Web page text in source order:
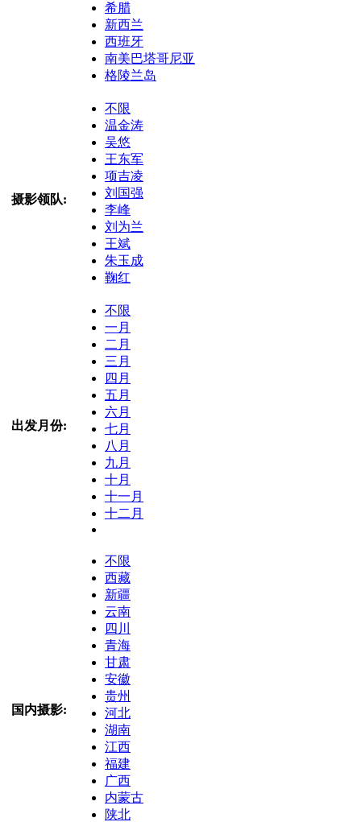
希腊
新西兰
西班牙
南美巴塔哥尼亚
格陵兰岛
摄影领队:
不限
温金涛
吴悠
王东军
项吉凌
刘国强
李峰
刘为兰
王斌
朱玉成
鞠红
出发月份:
不限
一月
二月
三月
四月
五月
六月
七月
八月
九月
十月
十一月
十二月
国内摄影:
不限
西藏
新疆
云南
四川
青海
甘肃
安徽
贵州
河北
湖南
江西
福建
广西
内蒙古
陕北